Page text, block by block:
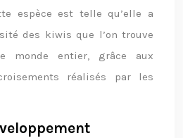
espèce est telle qu’elle a
des kiwis que l’on trouve
monde entier, grâce aux
réalisés par les